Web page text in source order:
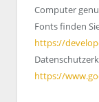
Computer
Fonts finden
https://
https://